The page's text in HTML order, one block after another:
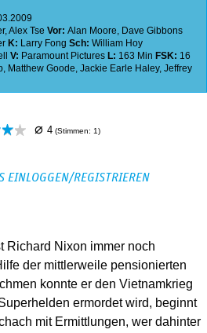
,Alex Tse Vor: Alan Moore, Dave Gibbons
K: Larry Fong Sch: William Hoy
V: Paramount Pictures L: 163 Min FSK: 16
, Matthew Goode, Jackie Earle Haley, Jeffrey
⌀ 4 (Stimmen: 1)
EINLOGGEN/REGISTRIEREN
Richard Nixon immer noch
der mittlerweile pensionierten
konnte er den Vietnamkrieg
ermordet wird, beginnt
mit Ermittlungen, wer dahinter